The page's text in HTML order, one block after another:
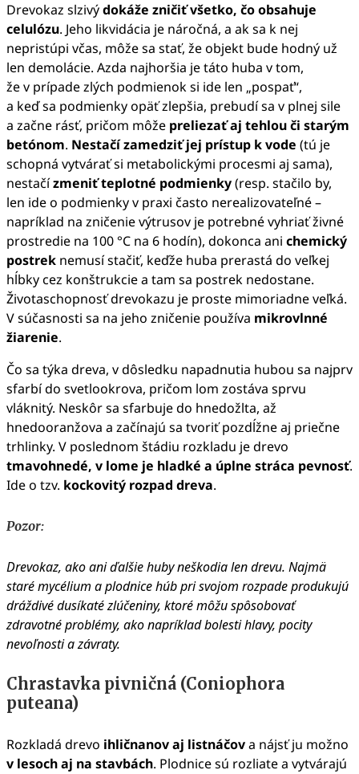
Drevokaz slzivýdokáže zničiť všetko, čo obsahuje
celulózu. Jeho likvidácia je náročná, a ak sa k nej
nepristúpi včas, môže sa stať, že objekt bude hodný už
len demolácie. Azda najhoršia je táto huba v tom,
že v prípade zlých podmienok si ide len „pospať“,
a keď sa podmienky opäť zlepšia, prebudí sa v plnej sile
a začne rásť, pričom môže preliezať aj tehlou či starým
betónom. Nestačí zamedziť jej prístup k vode (tú je
schopná vytvárať si metabolickými procesmi aj sama),
nestačízmeniť teplotné podmienky(resp. stačilo by,
len ide o podmienky v praxi často nerealizovateľné –
napríklad na zničenie výtrusov je potrebné vyhriať živné
prostredie na 100 °C na 6 hodín), dokonca ani chemický
postrek nemusí stačiť, keďže huba prerastá do veľkej
hĺbky cez konštrukcie a tam sa postrek nedostane.
Životaschopnosť drevokazu je proste mimoriadne veľká.
V súčasnosti sa na jeho zničenie používa mikrovlnné
žiarenie.
Čo sa týka dreva, v dôsledku napadnutia hubou sa najprv
sfarbí do svetlookrova, pričom lom zostáva sprvu
vláknitý. Neskôr sa sfarbuje do hnedožlta, až
hnedooranžova a začínajú sa tvoriť pozdĺžne aj priečne
trhlinky. V poslednom štádiu rozkladu je drevo
tmavohnedé, v lome je hladké a úplne stráca pevnosť.
Ide o tzv. kockovitý rozpad dreva.
Pozor:
Drevokaz, ako ani ďalšie huby neškodia len drevu. Najmä
staré mycélium a plodnice húb pri svojom rozpade produkujú
dráždivé dusíkaté zlúčeniny, ktoré môžu spôsobovať
zdravotné problémy, ako napríklad bolesti hlavy, pocity
nevoľnosti a závraty.
Chrastavka pivničná (Coniophora
puteana)
Rozkladá drevo ihličnanov aj listnáčova nájsť ju možno
v lesoch aj na stavbách. Plodnice sú rozliate a vytvárajú